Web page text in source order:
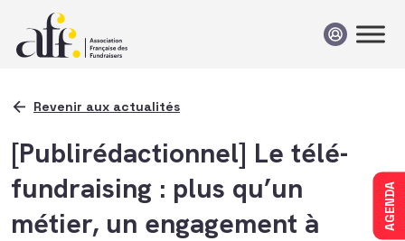
AGENDA
Revenir aux actualités
[Publirédactionnel] Le télé-
fundraising : plus qu’un
métier, un engagement à